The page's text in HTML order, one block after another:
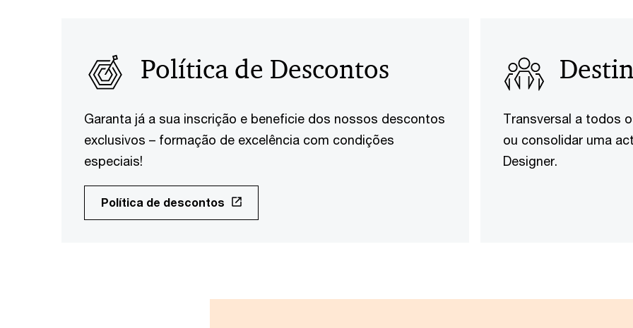
Política de Descontos
Garanta já a sua inscrição e beneficie dos nossos descontos
exclusivos – formação de excelência com condições
especiais!
Política de descontos
Transversal a todos
ou consolidar uma
Designer.